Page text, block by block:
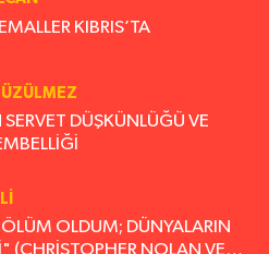
KIBRIS’TA
DÜŞKÜNLÜĞÜ VE
OLDUM; DÜNYALARIN
(CHRİSTOPHER NOLAN VE